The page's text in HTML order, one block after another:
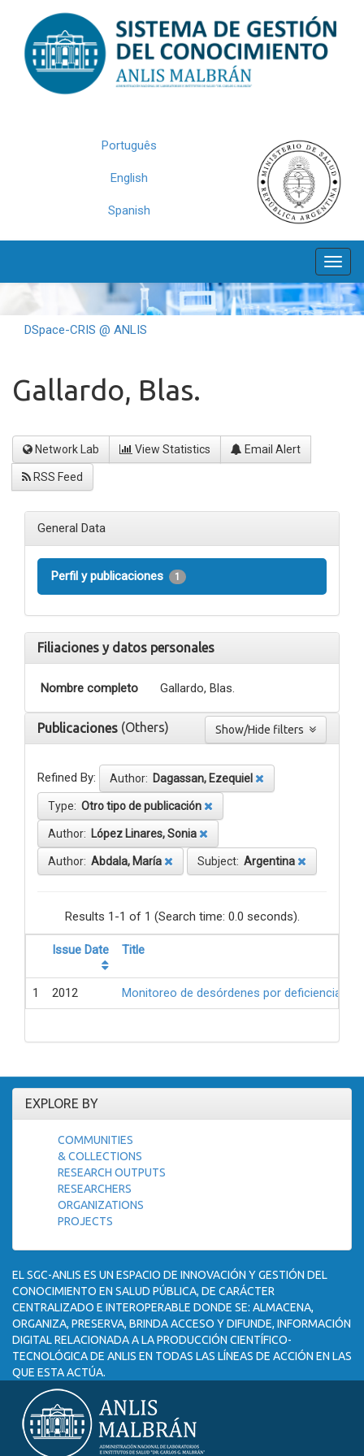
navigation
Português
English
Spanish
DSpace-CRIS @ ANLIS
Gallardo, Blas.
Network Lab View Statistics Email Alert
RSS Feed
General Data
Perfil y publicaciones 1
Filiaciones y datos personales
Nombre completo Gallardo, Blas.
Publicaciones (Others)
Refined By: Author: Dagassan, Ezequiel
Type: Otro tipo de publicación
Author: López Linares, Sonia
Author: Abdala, María Subject: Argentina
Results 1-1 of 1 (Search time: 0.0 seconds).
Issue Date Title
1 2012 Monitoreo de desórdenes por deficiencia
EXPLORE BY
COMMUNITIES
& COLLECTIONS
RESEARCH OUTPUTS
RESEARCHERS
ORGANIZATIONS
PROJECTS
EL SGC-ANLIS ES UN ESPACIO DE INNOVACIÓN Y GESTIÓN DEL
CONOCIMIENTO EN SALUD PÚBLICA, DE CARÁCTER
CENTRALIZADO E INTEROPERABLE DONDE SE: ALMACENA,
ORGANIZA, PRESERVA, BRINDA ACCESO Y DIFUNDE, INFORMACIÓN
DIGITAL RELACIONADA A LA PRODUCCIÓN CIENTÍFICO-
TECNOLÓGICA DE ANLIS EN TODAS LAS LÍNEAS DE ACCIÓN EN LAS
QUE ESTA ACTÚA.